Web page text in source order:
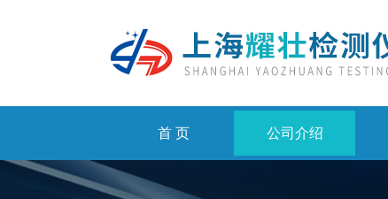
首 页 公司介绍